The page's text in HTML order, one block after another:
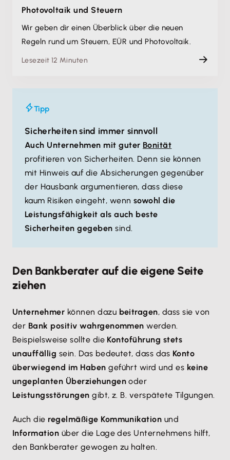
Photovoltaik und Steuern
Wir geben dir einen Überblick über die neuen
Regeln rund um Steuern, EÜR und Photovoltaik.
Lesezeit 12 Minuten
Tipp
Sicherheiten sind immer sinnvoll
Auch Unternehmen mit guter Bonität
profitieren von Sicherheiten. Denn sie können
mit Hinweis auf die Absicherungen gegenüber
der Hausbank argumentieren, dass diese
kaum Risiken eingeht, wenn sowohl die
Leistungsfähigkeit als auch beste
Sicherheiten gegeben sind.
Den Bankberater auf die eigene Seite
ziehen
Unternehmer können dazu beitragen, dass sie von
der Bank positiv wahrgenommen werden.
Beispielsweise sollte die Kontoführung stets
unauffällig sein. Das bedeutet, dass das Konto
überwiegend im Haben geführt wird und es keine
ungeplanten Überziehungen oder
Leistungsstörungen gibt, z. B. verspätete Tilgungen.
Auch die regelmäßige Kommunikation und
Information über die Lage des Unternehmens hilft,
den Bankberater gewogen zu halten.